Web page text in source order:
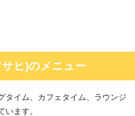
ヒ)のメニュー
タイム、カフェタイム、ラウンジ
います。